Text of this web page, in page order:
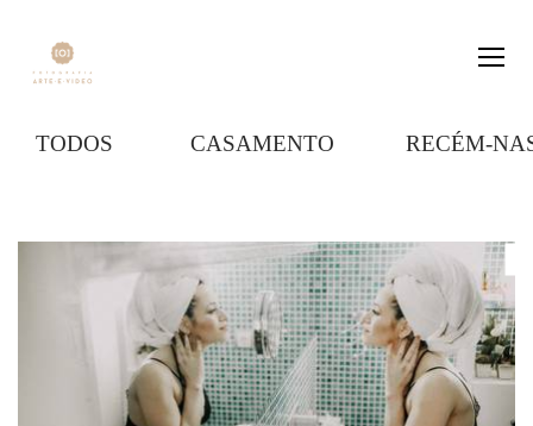
TODOS CASAMENTO RECÉM-